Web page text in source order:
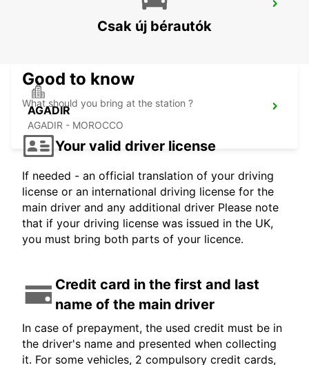
CASABLANCA REPÜLOTÉR
CASABLANCA - MOROCCO
AGADIR
AGADIR - MOROCCO
Csak új bérautók
Good to know
What should you bring at the station ?
Your valid driver license
If needed - an official translation of your driving
license or an international driving license for the
main driver and any additional driver Please note
that if your driving license was issued in the UK,
you must bring both parts of your licence.
Credit card in the first and last
name of the main driver
In case of prepayment, the used credit must be in
the driver's name and presented when collecting
it. For some vehicles, 2 compulsory credit cards,